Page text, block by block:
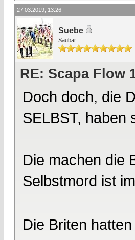
27.03.2019, 13:26
Suebe
Saubär
RE: Scapa Flow
Doch doch, die
SELBST, haben
Die machen die
Selbstmord ist
Die Briten